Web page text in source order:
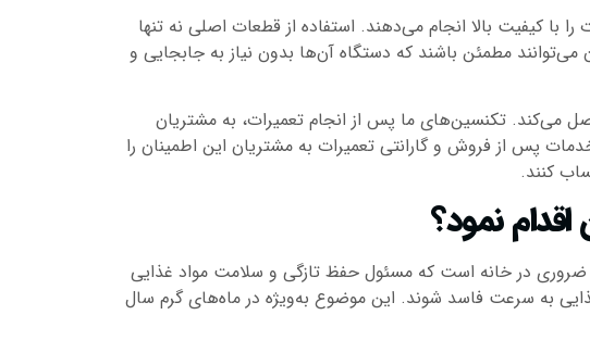
کیفیت بالا انجام می‌دهند. استفاده از قطعات اصلی نه تنها
مطمئن باشند که دستگاه آن‌ها بدون نیاز به جابجایی و
می‌کند. تکنسین‌های ما پس از انجام تعمیرات، به مشتریان
پس از فروش و گارانتی تعمیرات به مشتریان این اطمینان را
کنند.
نمود؟
ضروری در خانه است که مسئول حفظ تازگی و سلامت مواد غذایی
به سرعت فاسد شوند. این موضوع به‌ویژه در ماه‌های گرم سال